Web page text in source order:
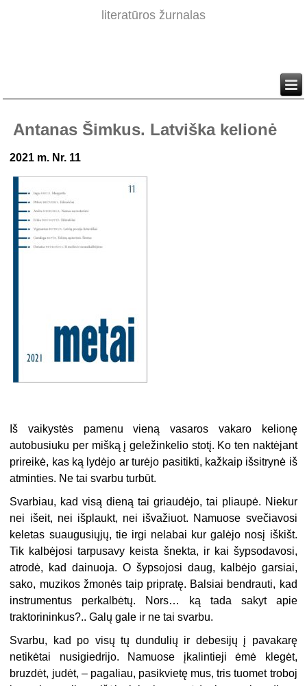
literatūros žurnalas
Antanas Šimkus. Latviška kelionė
2021 m. Nr. 11
Iš vaikystės pamenu vieną vasaros vakaro kelionę
autobusiuku per mišką į geležinkelio stotį. Ko ten naktėjant
prireikė, kas ką lydėjo ar turėjo pasitikti, kažkaip išsitrynė iš
atminties. Ne tai svarbu turbūt.
Svarbiau, kad visą dieną tai griaudėjo, tai pliaupė. Niekur
nei išeit, nei išplaukt, nei išvažiuot. Namuose svečiavosi
keletas suaugusiųjų, tie irgi nelabai kur galėjo nosį iškišt.
Tik kalbėjosi tarpusavy keista šnekta, ir kai šypsodavosi,
atrodė, kad dainuoja. O šypsojosi daug, kalbėjo garsiai,
sako, muzikos žmonės taip pripratę. Balsiai bendrauti, kad
instrumentus perkalbėtų. Nors… ką tada sakyt apie
traktorininkus?.. Galų gale ir ne tai svarbu.
Svarbu, kad po visų tų dundulių ir debesijų į pavakarę
netikėtai nusigiedrijo. Namuose įkalintieji ėmė klegėt,
bruzdėt, judėt, – pagaliau, pasikvietę mus, tris tuomet troboj